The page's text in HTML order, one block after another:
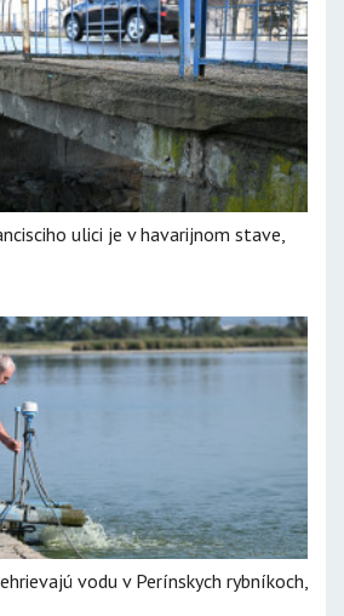
ulici je v havarijnom stave,
vodu v Perínskych rybníkoch,